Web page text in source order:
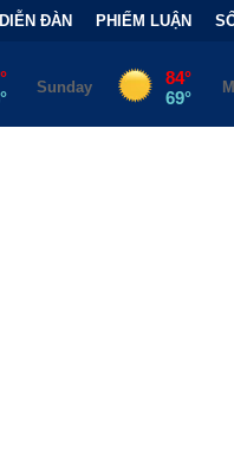
DIỄN ĐÀN PHIẾM LUẬN